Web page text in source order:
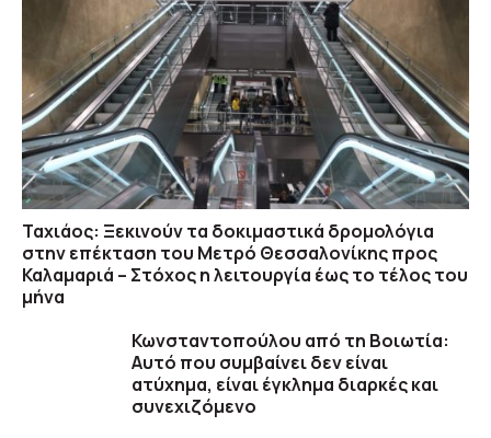
Ταχιάος: Ξεκινούν τα δοκιμαστικά δρομολόγια
στην επέκταση του Μετρό Θεσσαλονίκης προς
Καλαμαριά – Στόχος η λειτουργία έως το τέλος του
μήνα
Κωνσταντοπούλου από τη Βοιωτία:
Αυτό που συμβαίνει δεν είναι
ατύχημα, είναι έγκλημα διαρκές και
συνεχιζόμενο